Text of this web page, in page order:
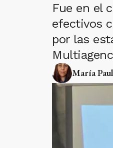
Fue en el
efectivos
por las
María